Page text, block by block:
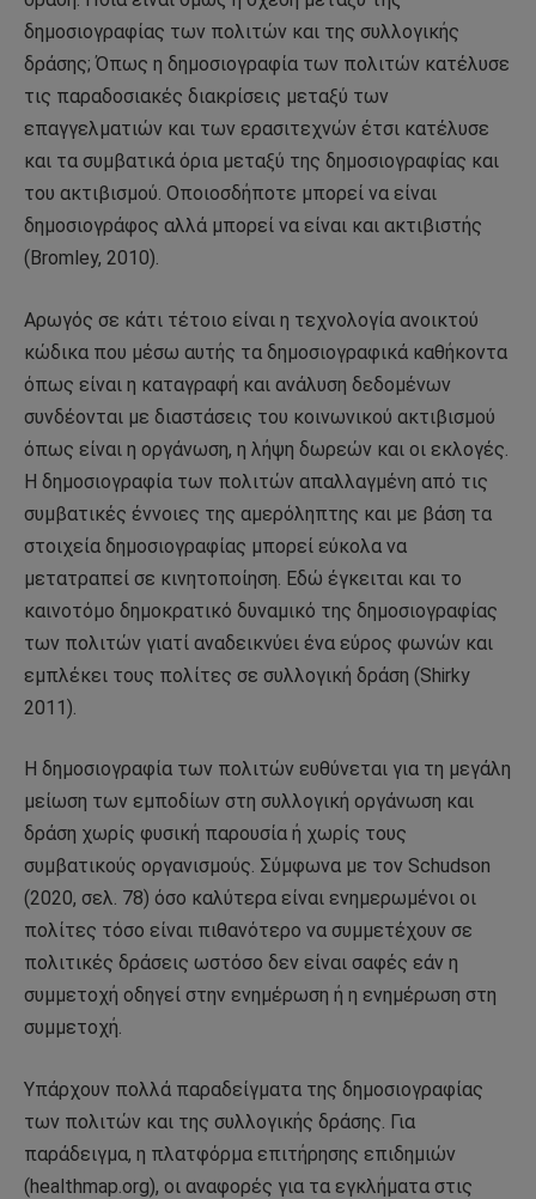
δημοσιογραφίας των πολιτών και της συλλογικής
δράσης; Όπως η δημοσιογραφία των πολιτών κατέλυσε
τις παραδοσιακές διακρίσεις μεταξύ των
επαγγελματιών και των ερασιτεχνών έτσι κατέλυσε
και τα συμβατικά όρια μεταξύ της δημοσιογραφίας και
του ακτιβισμού. Οποιοσδήποτε μπορεί να είναι
δημοσιογράφος αλλά μπορεί να είναι και ακτιβιστής
(Bromley, 2010).
Αρωγός σε κάτι τέτοιο είναι η τεχνολογία ανοικτού
κώδικα που μέσω αυτής τα δημοσιογραφικά καθήκοντα
όπως είναι η καταγραφή και ανάλυση δεδομένων
συνδέονται με διαστάσεις του κοινωνικού ακτιβισμού
όπως είναι η οργάνωση, η λήψη δωρεών και οι εκλογές.
Η δημοσιογραφία των πολιτών απαλλαγμένη από τις
συμβατικές έννοιες της αμερόληπτης και με βάση τα
στοιχεία δημοσιογραφίας μπορεί εύκολα να
μετατραπεί σε κινητοποίηση. Εδώ έγκειται και το
καινοτόμο δημοκρατικό δυναμικό της δημοσιογραφίας
των πολιτών γιατί αναδεικνύει ένα εύρος φωνών και
εμπλέκει τους πολίτες σε συλλογική δράση (Shirky
2011).
Η δημοσιογραφία των πολιτών ευθύνεται για τη μεγάλη
μείωση των εμποδίων στη συλλογική οργάνωση και
δράση χωρίς φυσική παρουσία ή χωρίς τους
συμβατικούς οργανισμούς. Σύμφωνα με τον Schudson
(2020, σελ. 78) όσο καλύτερα είναι ενημερωμένοι οι
πολίτες τόσο είναι πιθανότερο να συμμετέχουν σε
πολιτικές δράσεις ωστόσο δεν είναι σαφές εάν η
συμμετοχή οδηγεί στην ενημέρωση ή η ενημέρωση στη
συμμετοχή.
Υπάρχουν πολλά παραδείγματα της δημοσιογραφίας
των πολιτών και της συλλογικής δράσης. Για
παράδειγμα, η πλατφόρμα επιτήρησης επιδημιών
(healthmap.org), οι αναφορές για τα εγκλήματα στις